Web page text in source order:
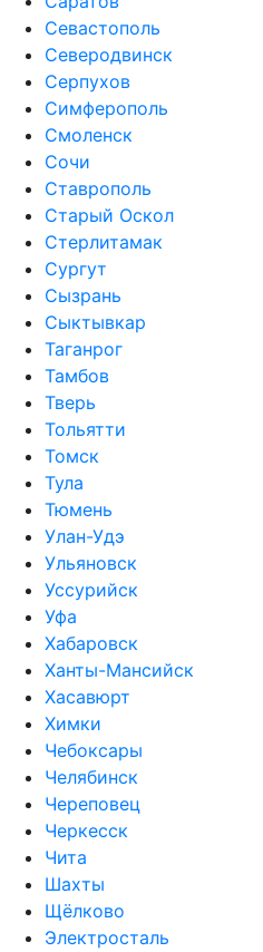
Севастополь
Северодвинск
Серпухов
Симферополь
Смоленск
Сочи
Ставрополь
Старый Оскол
Стерлитамак
Сургут
Сызрань
Сыктывкар
Таганрог
Тамбов
Тверь
Тольятти
Томск
Тула
Тюмень
Улан-Удэ
Ульяновск
Уссурийск
Уфа
Хабаровск
Ханты-Мансийск
Хасавюрт
Химки
Чебоксары
Челябинск
Череповец
Черкесск
Чита
Шахты
Щёлково
Электросталь